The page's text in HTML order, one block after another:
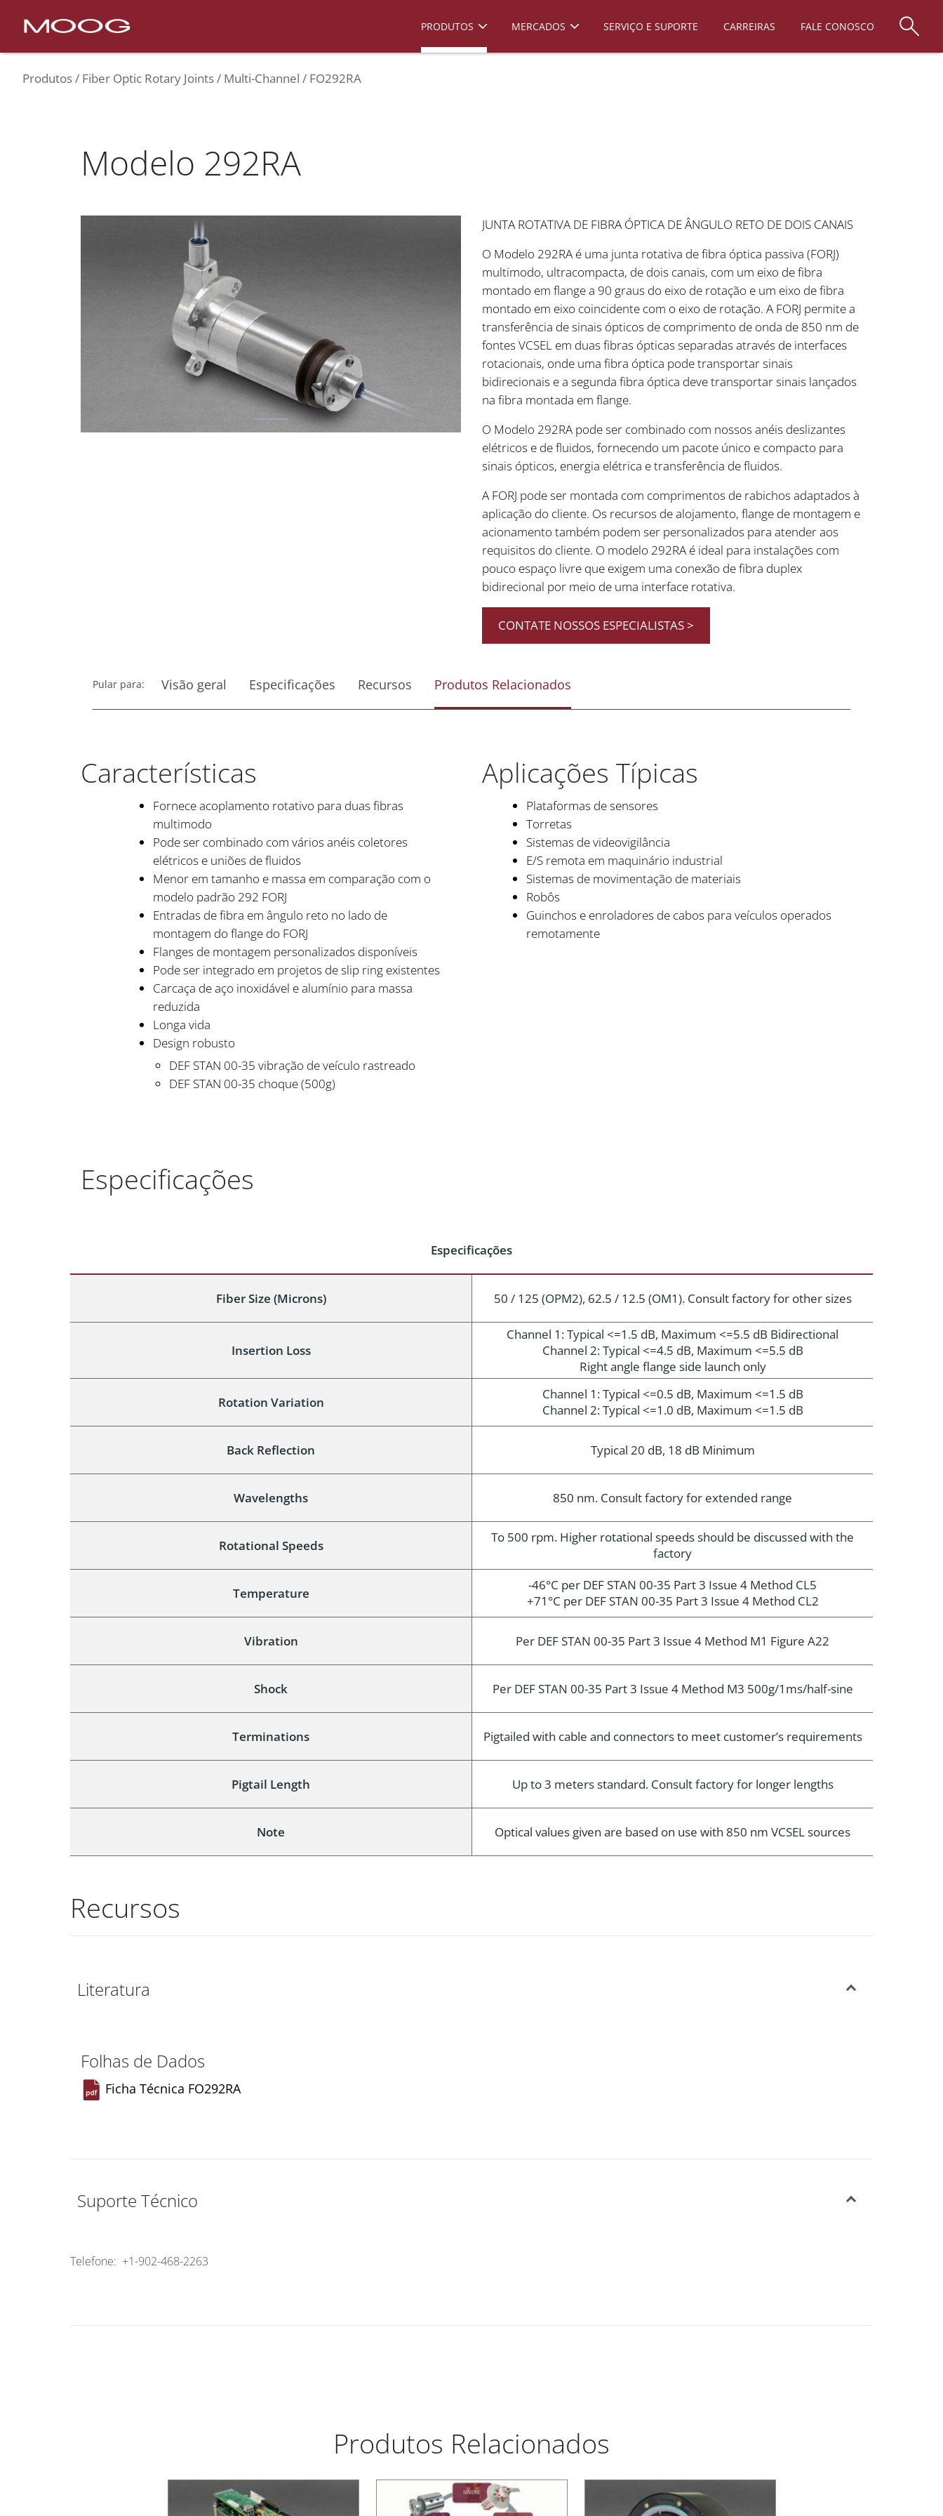
PRODUTOS MERCADOS SERVIÇO E SUPORTE CARREIRAS FALE CONOSCO
Produtos Fiber Optic Rotary Joints Multi-Channel FO292RA
Modelo 292RA
JUNTA ROTATIVA DE FIBRA ÓPTICA DE ÂNGULO RETO DE DOIS CANAIS
O Modelo 292RA é uma junta rotativa de fibra óptica passiva (FORJ)
multimodo, ultracompacta, de dois canais, com um eixo de fibra
montado em flange a 90 graus do eixo de rotação e um eixo de fibra
montado em eixo coincidente com o eixo de rotação. A FORJ permite a
transferência de sinais ópticos de comprimento de onda de 850 nm de
fontes VCSEL em duas fibras ópticas separadas através de interfaces
rotacionais, onde uma fibra óptica pode transportar sinais
bidirecionais e a segunda fibra óptica deve transportar sinais lançados
na fibra montada em flange.
O Modelo 292RA pode ser combinado com nossos anéis deslizantes
elétricos e de fluidos, fornecendo um pacote único e compacto para
sinais ópticos, energia elétrica e transferência de fluidos.
A FORJ pode ser montada com comprimentos de rabichos adaptados à
aplicação do cliente. Os recursos de alojamento, flange de montagem e
acionamento também podem ser personalizados para atender aos
requisitos do cliente. O modelo 292RA é ideal para instalações com
pouco espaço livre que exigem uma conexão de fibra duplex
bidirecional por meio de uma interface rotativa.
CONTATE NOSSOS ESPECIALISTAS >
Pular para: Visão geral Especificações Recursos Produtos Relacionados
Características
Fornece acoplamento rotativo para duas fibras
multimodo
Pode ser combinado com vários anéis coletores
elétricos e uniões de fluidos
Menor em tamanho e massa em comparação com o
modelo padrão 292 FORJ
Entradas de fibra em ângulo reto no lado de
montagem do flange do FORJ
Flanges de montagem personalizados disponíveis
Pode ser integrado em projetos de slip ring existentes
Carcaça de aço inoxidável e alumínio para massa
reduzida
Longa vida
Design robusto
DEF STAN 00-35 vibração de veículo rastreado
DEF STAN 00-35 choque (500g)
Aplicações Típicas
Plataformas de sensores
Torretas
Sistemas de videovigilância
E/S remota em maquinário industrial
Sistemas de movimentação de materiais
Robôs
Guinchos e enroladores de cabos para veículos operados
remotamente
Especificações
Especificações
Fiber Size (Microns) 50 / 125 (OPM2), 62.5 / 12.5 (OM1). Consult factory for other sizes
Insertion Loss
Channel 1: Typical <=1.5 dB, Maximum <=5.5 dB Bidirectional
Channel 2: Typical <=4.5 dB, Maximum <=5.5 dB
Right angle flange side launch only
Rotation Variation
Channel 1: Typical <=0.5 dB, Maximum <=1.5 dB
Channel 2: Typical <=1.0 dB, Maximum <=1.5 dB
Back Reflection Typical 20 dB, 18 dB Minimum
Wavelengths 850 nm. Consult factory for extended range
Rotational Speeds
To 500 rpm. Higher rotational speeds should be discussed with the
factory
Temperature
-46°C per DEF STAN 00-35 Part 3 Issue 4 Method CL5
+71°C per DEF STAN 00-35 Part 3 Issue 4 Method CL2
Vibration Per DEF STAN 00-35 Part 3 Issue 4 Method M1 Figure A22
Shock Per DEF STAN 00-35 Part 3 Issue 4 Method M3 500g/1ms/half-sine
Terminations Pigtailed with cable and connectors to meet customer’s requirements
Pigtail Length Up to 3 meters standard. Consult factory for longer lengths
Note Optical values given are based on use with 850 nm VCSEL sources
Recursos
Literatura
Folhas de Dados
Ficha Técnica FO292RA
Suporte Técnico
Telefone: +1-902-468-2263
Produtos Relacionados